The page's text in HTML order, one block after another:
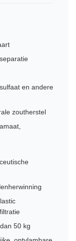
en andere
zoutherstel
50 kg